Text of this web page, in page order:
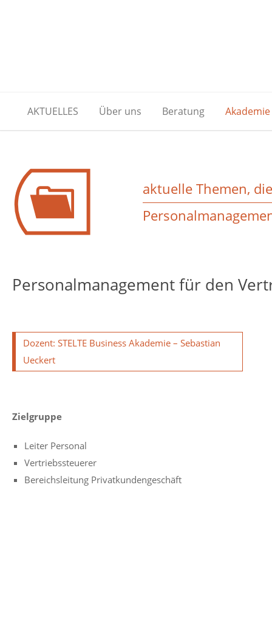
AKTUELLES Über uns Beratung Akademie
aktuelle Themen,
Personalmanagement für den
Dozent: STELTE Business Akademie – Sebastian
Ueckert
Zielgruppe
Leiter Personal
Vertriebssteuerer
Bereichsleitung Privatkundengeschäft